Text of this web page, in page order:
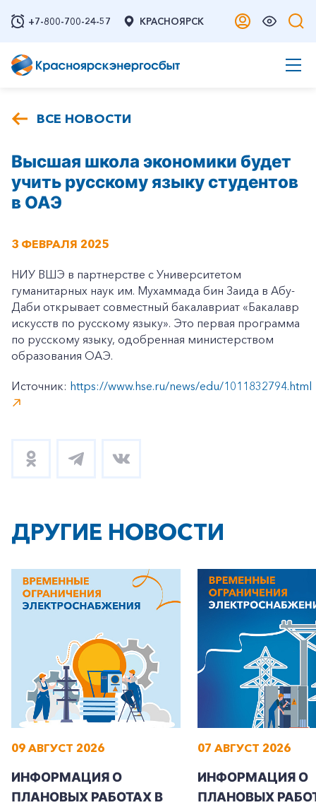
+7-800-700-24-57 КРАСНОЯРСК
ВСЕ НОВОСТИ
Высшая школа экономики будет
учить русскому языку студентов
в ОАЭ
3 ФЕВРАЛЯ 2025
НИУ ВШЭ в партнерстве с Университетом
гуманитарных наук им. Мухаммада бин Заида в Абу-
Даби открывает совместный бакалавриат «Бакалавр
искусств по русскому языку». Это первая программа
по русскому языку, одобренная министерством
образования ОАЭ.
Источник: https://www.hse.ru/news/edu/1011832794.html
ДРУГИЕ НОВОСТИ
09 АВГУСТ 2026
ИНФОРМАЦИЯ О
ПЛАНОВЫХ РАБОТАХ В
07 АВГУСТ 2026
ИНФОРМАЦИЯ О
ПЛАНОВЫХ